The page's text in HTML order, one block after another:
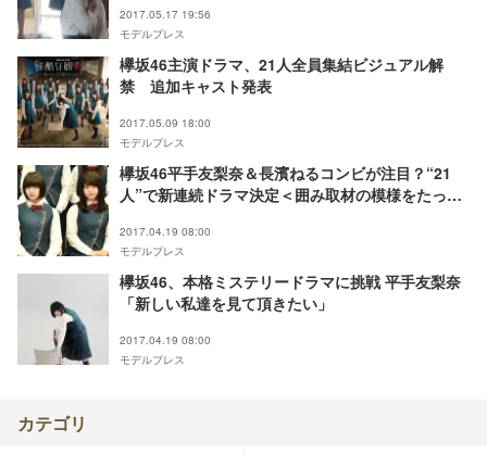
2017.05.17 19:56
モデルプレス
欅坂46主演ドラマ、21人全員集結ビジュアル解
禁 追加キャスト発表
2017.05.09 18:00
モデルプレス
欅坂46平手友梨奈＆長濱ねるコンビが注目？“21
人”で新連続ドラマ決定＜囲み取材の模様をたっぷ
2017.04.19 08:00
モデルプレス
欅坂46、本格ミステリードラマに挑戦 平手友梨奈
「新しい私達を見て頂きたい」
2017.04.19 08:00
モデルプレス
カテゴリ